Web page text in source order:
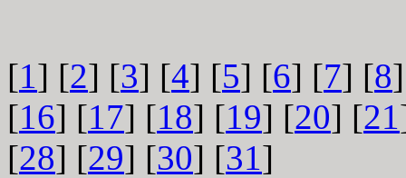
[1] [2] [3] [4] [5] [6] [7] [8
[16] [17] [18] [19] [20] [21
[28] [29] [30] [31]